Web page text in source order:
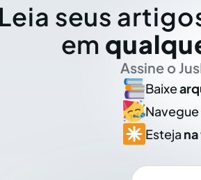
Leia seus
em
Assine o
Baixe
Navegue
Esteja